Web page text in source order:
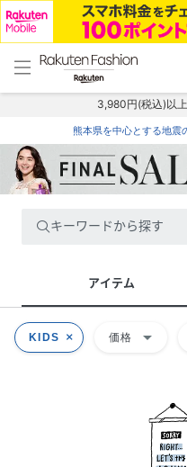
menu home
トップ
3,980円(税込)以
熊本県を中心とする地震
キーワードから探す
アイテム
KIDS 価格 arrow_drop_down